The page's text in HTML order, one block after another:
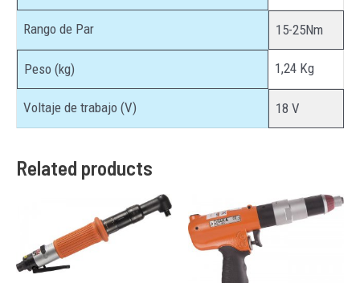
Rango de Par 15-25Nm
Peso (kg) 1,24 Kg
Voltaje de trabajo (V) 18 V
Related products